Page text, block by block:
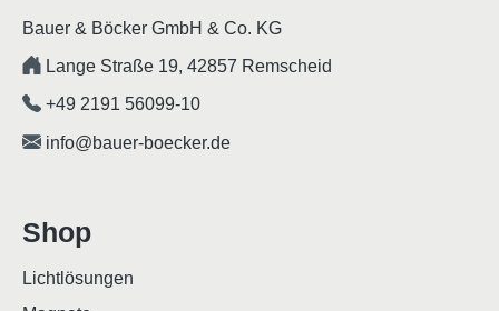
Bauer & Böcker GmbH & Co. KG
Lange Straße 19, 42857 Remscheid
+49 2191 56099-10
info@bauer-boecker.de
Shop
Lichtlösungen